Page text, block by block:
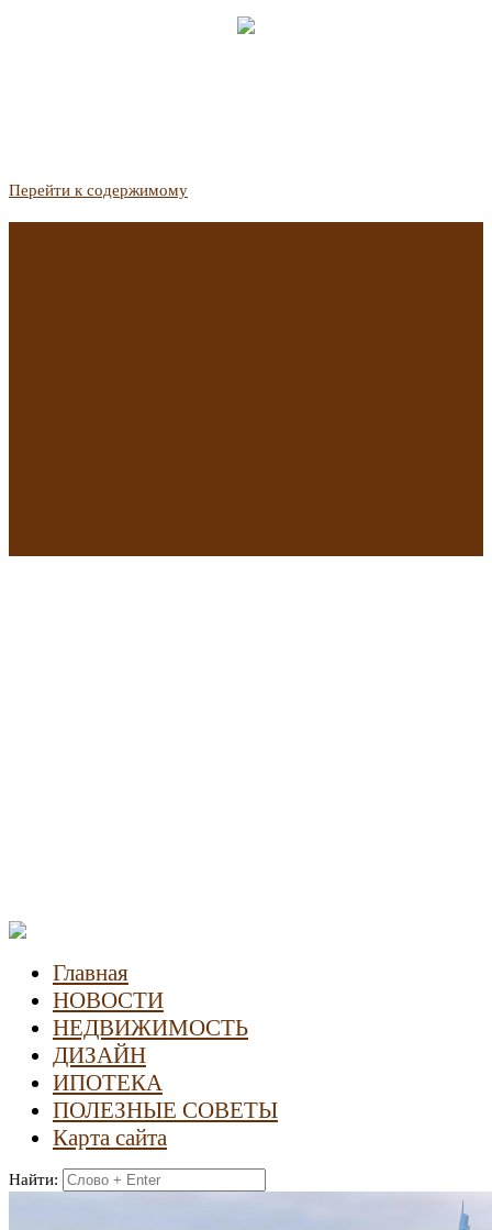
Перейти к содержимому
Главная
НОВОСТИ
НЕДВИЖИМОСТЬ
ДИЗАЙН
ИПОТЕКА
ПОЛЕЗНЫЕ СОВЕТЫ
Карта сайта
Найти: